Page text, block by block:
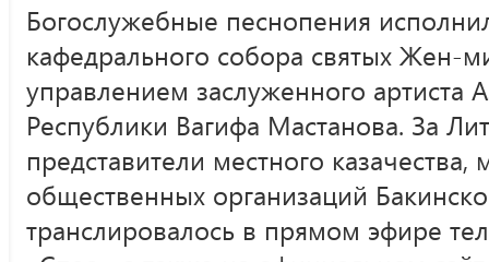
Богослужебные песнопения
кафедрального собора святых Жен-
управлением заслуженного артиста
Республики Вагифа Мастанова. За
представители местного
общественных организаций
транслировалось в прямом эфире